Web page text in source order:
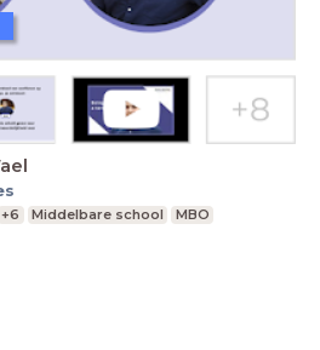
+6 Middelbare school
MBO